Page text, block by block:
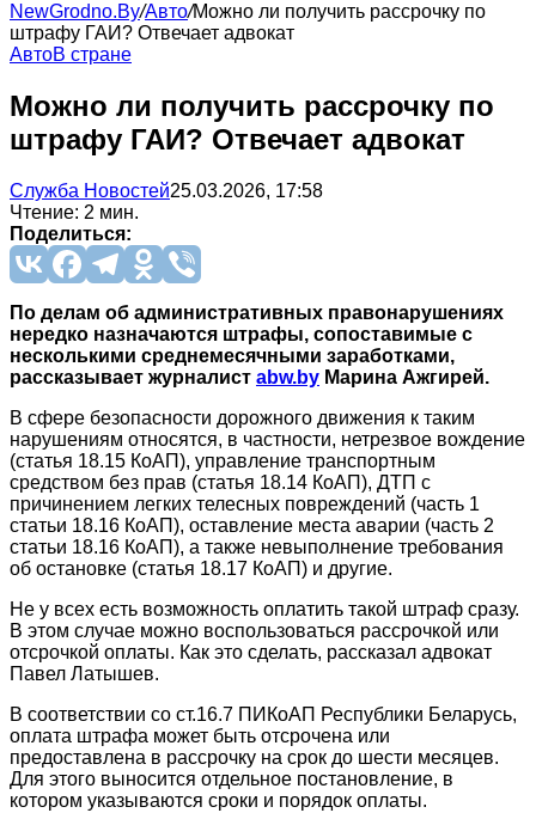
NewGrodno.By/Авто/Можно ли получить рассрочку по
штрафу ГАИ? Отвечает адвокат
АвтоВ стране
Можно ли получить рассрочку по
штрафу ГАИ? Отвечает адвокат
Служба Новостей25.03.2026, 17:58
Чтение: 2 мин.
Поделиться:
По делам об административных правонарушениях
нередко назначаются штрафы, сопоставимые с
несколькими среднемесячными заработками,
рассказывает журналист abw.by Марина Ажгирей.
В сфере безопасности дорожного движения к таким
нарушениям относятся, в частности, нетрезвое вождение
(статья 18.15 КоАП), управление транспортным
средством без прав (статья 18.14 КоАП), ДТП с
причинением легких телесных повреждений (часть 1
статьи 18.16 КоАП), оставление места аварии (часть 2
статьи 18.16 КоАП), а также невыполнение требования
об остановке (статья 18.17 КоАП) и другие.
Не у всех есть возможность оплатить такой штраф сразу.
В этом случае можно воспользоваться рассрочкой или
отсрочкой оплаты. Как это сделать, рассказал адвокат
Павел Латышев.
В соответствии со ст.16.7 ПИКоАП Республики Беларусь,
оплата штрафа может быть отсрочена или
предоставлена в рассрочку на срок до шести месяцев.
Для этого выносится отдельное постановление, в
котором указываются сроки и порядок оплаты.